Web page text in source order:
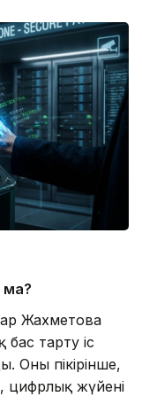
ма?
Жахметова
тарту іс
Оның пікірінше,
цифрлық жүйенің